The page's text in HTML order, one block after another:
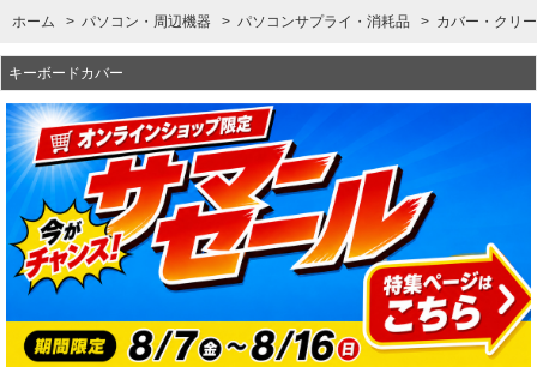
ホーム > パソコン・周辺機器 > パソコンサプライ・消耗品 > カバー・クリ
キーボードカバー